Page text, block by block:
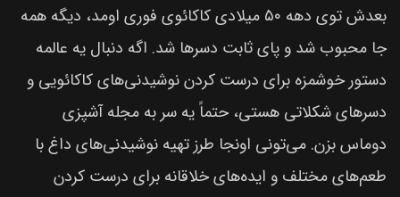
بعدش توی دهه ۵۰ میلادی کاکائوی فوری اومد، دیگه همه
جا محبوب شد و پای ثابت دسرها شد. اگه دنبال یه عالمه
دستور خوشمزه برای درست کردن نوشیدنی‌های کاکائویی و
دسرهای شکلاتی هستی، حتماً یه سر به مجله آشپزی
دوماس بزن. می‌تونی اونجا طرز تهیه نوشیدنی‌های داغ با
طعم‌های مختلف و ایده‌های خلاقانه برای درست کردن